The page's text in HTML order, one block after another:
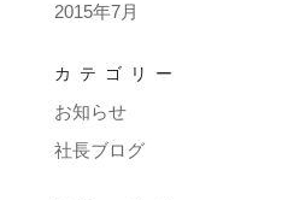
2015年7月
カテゴリー
お知らせ
社長ブログ